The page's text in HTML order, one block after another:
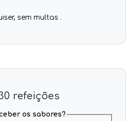
sem multas .
refeições
os sabores?